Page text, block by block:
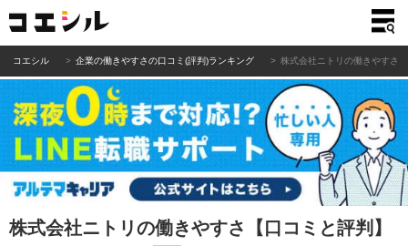
コエシル 企業の働きやすさの口コミ(評判)ランキング 株式会社ニトリの働きやすさ
株式会社ニトリの働きやすさ【口コミと評判】